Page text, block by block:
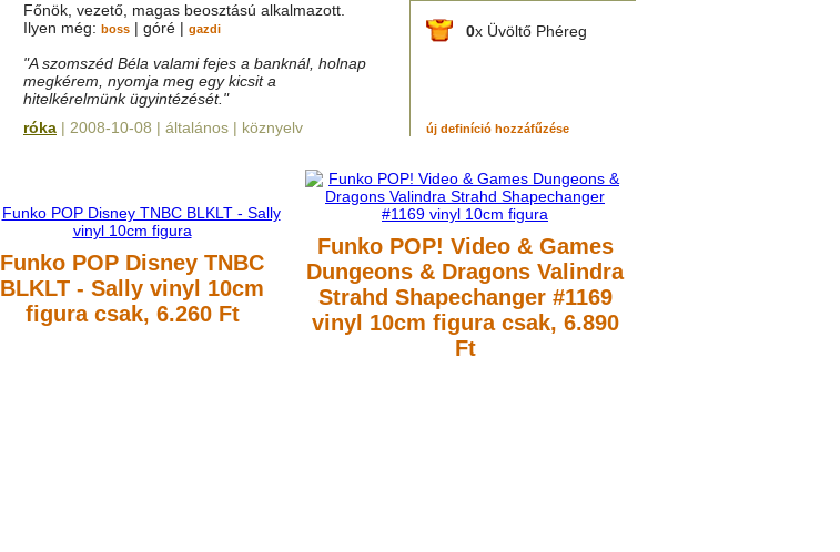
Főnök, vezető, magas beosztású alkalmazott.
Ilyen még: boss | góré | gazdi
"A szomszéd Béla valami fejes a banknál, holnap
megkérem, nyomja meg egy kicsit a
hitelkérelmünk ügyintézését."
0x Üvöltő Phéreg
róka | 2008-10-08 | általános | köznyelv új definíció hozzáfűzése
Funko POP Disney TNBC
BLKLT - Sally vinyl 10cm
figuracsak, 6.260 Ft
Funko POP! Video & Games
Dungeons & Dragons Valindra
Strahd Shapechanger #1169
vinyl 10cm figuracsak, 6.890
Ft